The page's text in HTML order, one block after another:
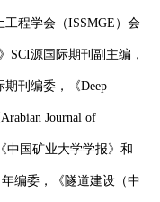
工程学会（ISSMGE ）会
》 SCI源国际期刊副主编，
期刊编委，《Deep
Arabian Journal of
中国矿业大学学报》 和
编委，《隧道建设（中